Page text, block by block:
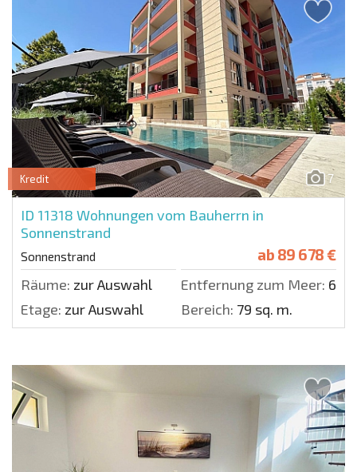
7
Kredit
ID 11318 Wohnungen vom Bauherrn in
Sonnenstrand
Sonnenstrand ab 89 678 €
Räume: zur Auswahl Entfernung zum Meer: 600
Etage: zur Auswahl Bereich: 79 sq. m.